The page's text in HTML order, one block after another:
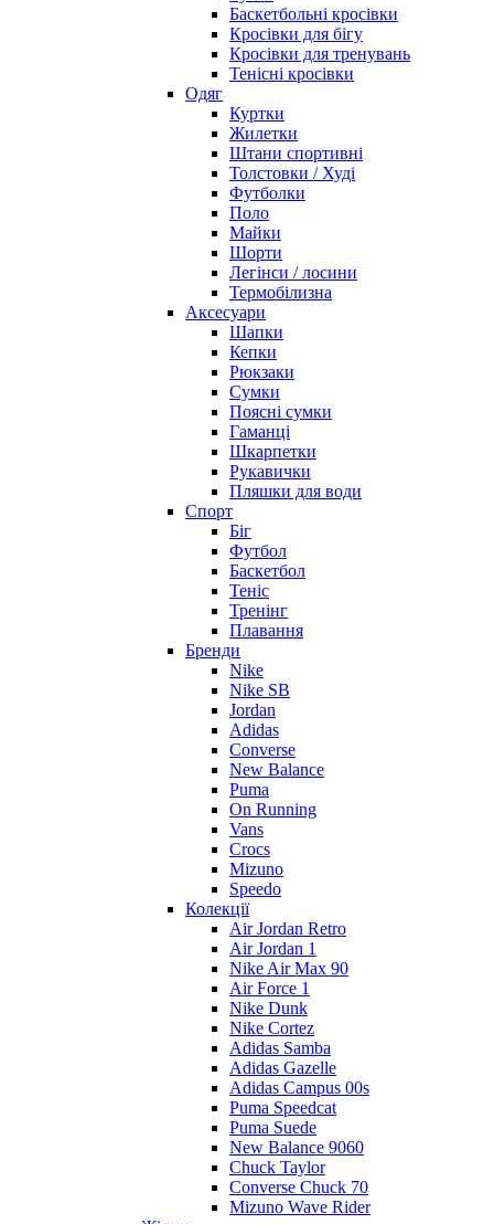
Баскетбольні кросівки
Кросівки для бігу
Кросівки для тренувань
Тенісні кросівки
Одяг
Куртки
Жилетки
Штани спортивні
Толстовки / Худі
Футболки
Поло
Майки
Шорти
Легінси / лосини
Термобілизна
Аксесуари
Шапки
Кепки
Рюкзаки
Сумки
Поясні сумки
Гаманці
Шкарпетки
Рукавички
Пляшки для води
Спорт
Біг
Футбол
Баскетбол
Теніс
Тренінг
Плавання
Бренди
Nike
Nike SB
Jordan
Adidas
Converse
New Balance
Puma
On Running
Vans
Crocs
Mizuno
Speedo
Колекції
Air Jordan Retro
Air Jordan 1
Nike Air Max 90
Air Force 1
Nike Dunk
Nike Cortez
Adidas Samba
Adidas Gazelle
Adidas Campus 00s
Puma Speedcat
Puma Suede
New Balance 9060
Chuck Taylor
Converse Chuck 70
Mizuno Wave Rider